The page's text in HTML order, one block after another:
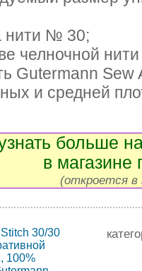
нити № 30;
челночной
Gutermann Sew
и средней
больше
в магазине
(откроется в